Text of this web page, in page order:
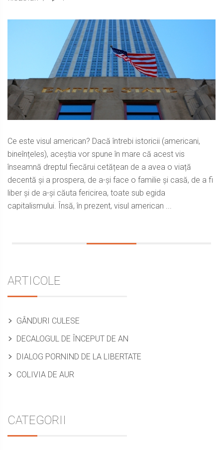
Ce este visul american? Dacă întrebi istoricii (americani,
bineînțeles), aceștia vor spune în mare că acest vis
înseamnă dreptul fiecărui cetățean de a avea o viață
decentă și a prospera, de a-și face o familie și casă, de a fi
liber și de a-și căuta fericirea, toate sub egida
capitalismului. Însă, în prezent, visul american ...
Sidebar
ARTICOLE
GÂNDURI CULESE
DECALOGUL DE ÎNCEPUT DE AN
DIALOG PORNIND DE LA LIBERTATE
COLIVIA DE AUR
CATEGORII